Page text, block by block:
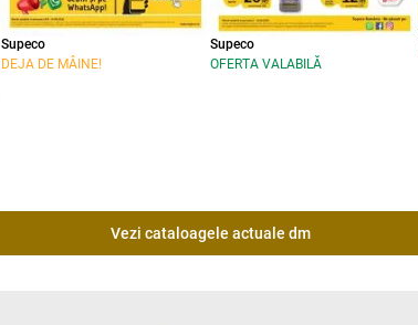
Supeco
DEJA DE MÂINE!
Supeco
OFERTA VALABILĂ
Vezi cataloagele actuale dm